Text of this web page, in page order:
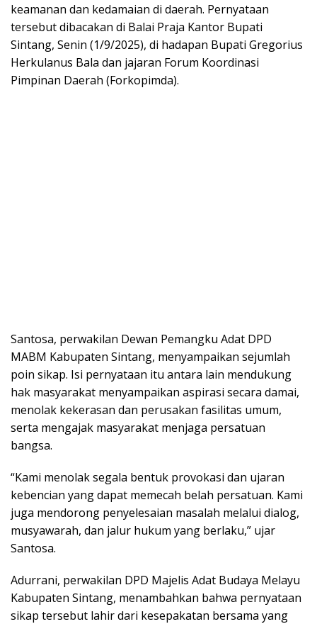
keamanan dan kedamaian di daerah. Pernyataan
tersebut dibacakan di Balai Praja Kantor Bupati
Sintang, Senin (1/9/2025), di hadapan Bupati Gregorius
Herkulanus Bala dan jajaran Forum Koordinasi
Pimpinan Daerah (Forkopimda).
Santosa, perwakilan Dewan Pemangku Adat DPD
MABM Kabupaten Sintang, menyampaikan sejumlah
poin sikap. Isi pernyataan itu antara lain mendukung
hak masyarakat menyampaikan aspirasi secara damai,
menolak kekerasan dan perusakan fasilitas umum,
serta mengajak masyarakat menjaga persatuan
bangsa.
“Kami menolak segala bentuk provokasi dan ujaran
kebencian yang dapat memecah belah persatuan. Kami
juga mendorong penyelesaian masalah melalui dialog,
musyawarah, dan jalur hukum yang berlaku,” ujar
Santosa.
Adurrani, perwakilan DPD Majelis Adat Budaya Melayu
Kabupaten Sintang, menambahkan bahwa pernyataan
sikap tersebut lahir dari kesepakatan bersama yang